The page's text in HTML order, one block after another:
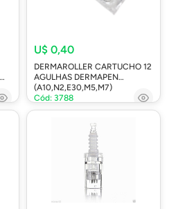
U$ 0,40
DERMAROLLER CARTUCHO 12
AGULHAS DERMAPEN
(A10,N2,E30,M5,M7)
Cód: 3788